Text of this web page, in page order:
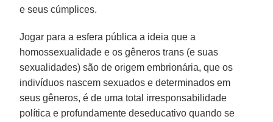
e seus cúmplices.
Jogar para a esfera pública a ideia que a
homossexualidade e os gêneros trans (e suas
sexualidades) são de origem embrionária, que os
indivíduos nascem sexuados e determinados em
seus gêneros, é de uma total irresponsabilidade
política e profundamente deseducativo quando se